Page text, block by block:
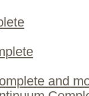
and